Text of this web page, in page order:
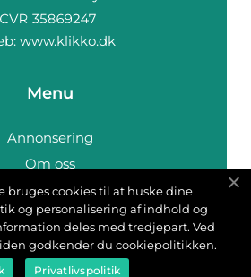
www.klikko.dk
Menu
Annonsering
Om oss
Cookies
Kontakta oss
Sitemap
bruges cookies til at huske dine
og personalisering af indhold og
deles med tredjepart. Ved
godkender du cookiepolitikken.
Privatlivspolitik